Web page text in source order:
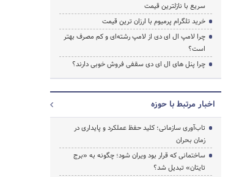
سریع با نازلترین قیمت
خرید تلگرام پرمیوم با ارزان ترین قیمت
چرا لامپ ال ای دی از لامپ رشته‌ای و کم مصرف بهتر
است؟
چرا پنل های ال ای دی سقفی فروش خوبی دارند؟
اخبار مرتبط با حوزه
تاب‌آوری سازمانی؛ کلید حفظ عملکرد و پایداری در
زمان بحران
ساختمانی که قرار بود ویران شود؛ چگونه به «برج
تایتان» تبدیل شد؟